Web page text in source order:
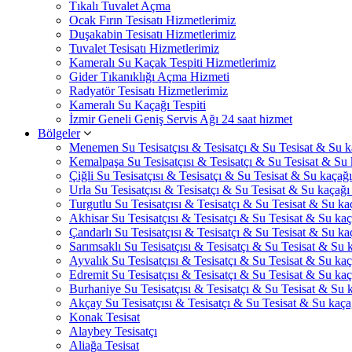
Tıkalı Tuvalet Açma
Ocak Fırın Tesisatı Hizmetlerimiz
Duşakabin Tesisatı Hizmetlerimiz
Tuvalet Tesisatı Hizmetlerimiz
Kameralı Su Kaçak Tespiti Hizmetlerimiz
Gider Tıkanıklığı Açma Hizmeti
Radyatör Tesisatı Hizmetlerimiz
Kameralı Su Kaçağı Tespiti
İzmir Geneli Geniş Servis Ağı 24 saat hizmet
Bölgeler
Menemen Su Tesisatçısı & Tesisatçı & Su Tesisat & Su
Kemalpaşa Su Tesisatçısı & Tesisatçı & Su Tesisat & Su
Çiğli Su Tesisatçısı & Tesisatçı & Su Tesisat & Su
Urla Su Tesisatçısı & Tesisatçı & Su Tesisat & Su
Turgutlu Su Tesisatçısı & Tesisatçı & Su Tesisat & Su
Akhisar Su Tesisatçısı & Tesisatçı & Su Tesisat & Su
Çandarlı Su Tesisatçısı & Tesisatçı & Su Tesisat & Su
Sarımsaklı Su Tesisatçısı & Tesisatçı & Su Tesisat & Su
Ayvalık Su Tesisatçısı & Tesisatçı & Su Tesisat & Su
Edremit Su Tesisatçısı & Tesisatçı & Su Tesisat & Su
Burhaniye Su Tesisatçısı & Tesisatçı & Su Tesisat & Su
Akçay Su Tesisatçısı & Tesisatçı & Su Tesisat & Su
Konak Tesisat
Alaybey Tesisatçı
Aliağa Tesisat